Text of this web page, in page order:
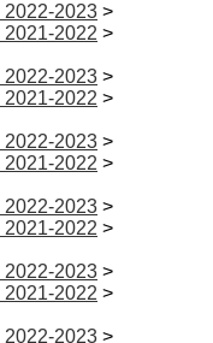
2023 >
2022 >
2023 >
2022 >
2023 >
2022 >
2023 >
2022 >
2023 >
2022 >
2023 >